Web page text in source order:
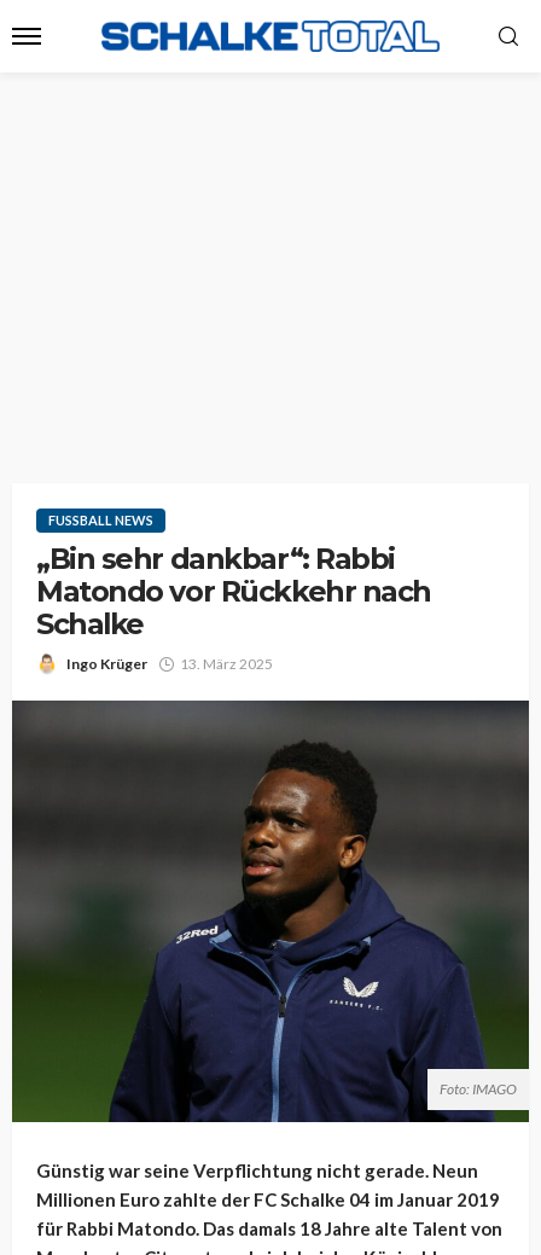
FUSSBALL NEWS
„Bin sehr dankbar“: Rabbi
Matondo vor Rückkehr nach
Schalke
Ingo Krüger 13. März 2025
Foto: IMAGO
Günstig war seine Verpflichtung nicht gerade. Neun
Millionen Euro zahlte der FC Schalke 04 im Januar 2019
für Rabbi Matondo. Das damals 18 Jahre alte Talent von